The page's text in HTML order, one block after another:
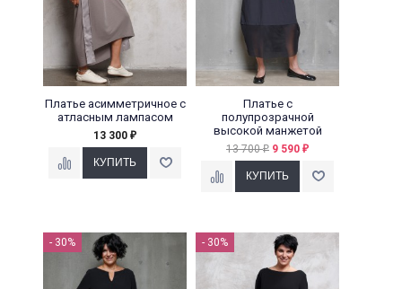
Платье асимметричное с
атласным лампасом
13 300 ₽
Платье с
полупрозрачной
высокой манжетой
13 700₽ 9 590 ₽
- 30% - 30%